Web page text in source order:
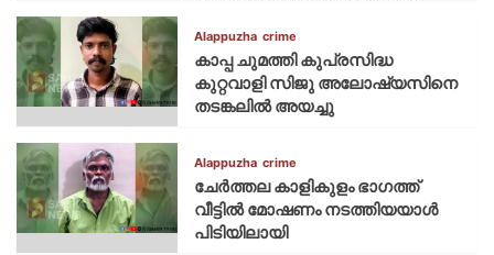
Alappuzha crime
കാപ്പ ചുമത്തി കുപ്രസിദ്ധ
കുറ്റവാളി സിജു അലോഷ്യസിനെ
തടങ്കലിൽ അയച്ചു
Alappuzha crime
ചേർത്തല കാളികുളം ഭാഗത്ത്
വീട്ടിൽ മോഷണം നടത്തിയയാൾ
പിടിയിലായി